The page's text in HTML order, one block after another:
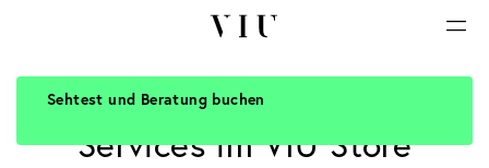
PROFESSIONELLE BERATUNG
Services im VIU Store
Sehtest und Beratung buchen